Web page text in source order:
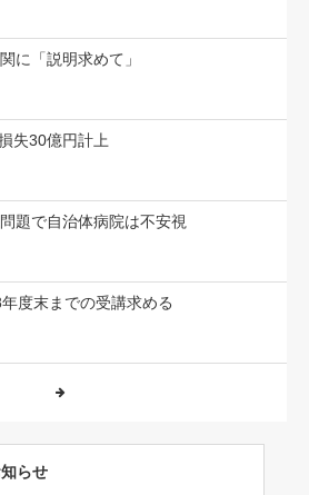
に「説明求めて」
失30億円計上
題で自治体病院は不安視
度末までの受講求める
らせ